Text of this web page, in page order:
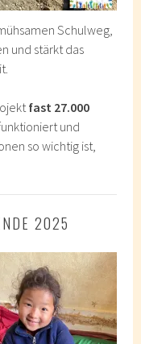
Schulweg,
und stärkt das
fast 27.000
und
so wichtig ist,
2025